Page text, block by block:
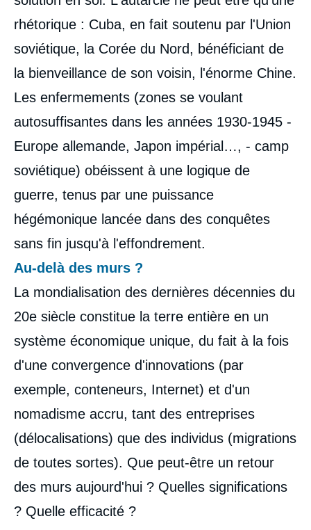
rhétorique : Cuba, en fait soutenu par l'Union
soviétique, la Corée du Nord, bénéficiant de
la bienveillance de son voisin, l'énorme Chine.
Les enfermements (zones se voulant
autosuffisantes dans les années 1930-1945 -
Europe allemande, Japon impérial…, - camp
soviétique) obéissent à une logique de
guerre, tenus par une puissance
hégémonique lancée dans des conquêtes
sans fin jusqu'à l'effondrement.
Au-delà des murs ?
La mondialisation des dernières décennies du
20e siècle constitue la terre entière en un
système économique unique, du fait à la fois
d'une convergence d'innovations (par
exemple, conteneurs, Internet) et d'un
nomadisme accru, tant des entreprises
(délocalisations) que des individus (migrations
de toutes sortes). Que peut-être un retour
des murs aujourd'hui ? Quelles significations
? Quelle efficacité ?
Philippe MOREAU DEFARGES, « Un retour
des frontières ? », Articles, Ifri, 15 février
Copier